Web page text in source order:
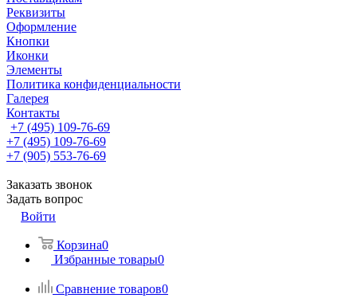
Реквизиты
Оформление
Кнопки
Иконки
Элементы
Политика конфиденциальности
Галерея
Контакты
+7 (495) 109-76-69
+7 (495) 109-76-69
+7 (905) 553-76-69
Заказать звонок
Задать вопрос
Войти
Корзина0
Избранные товары0
Сравнение товаров0